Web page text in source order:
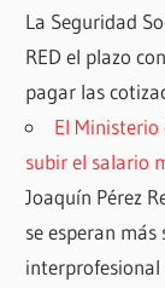
La Seguridad
RED el plazo
pagar las
El
subir el salario
Joaquín Pérez
se esperan
interprofesional